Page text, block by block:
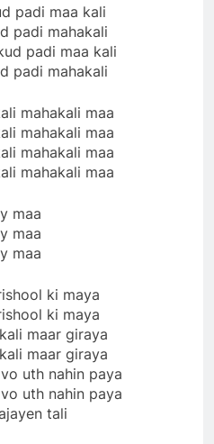
padi maa kali
padi mahakali
padi maa kali
padi mahakali
mahakali maa
mahakali maa
mahakali maa
mahakali maa
maa
maa
maa
ki maya
ki maya
maar giraya
maar giraya
uth nahin paya
uth nahin paya
tali